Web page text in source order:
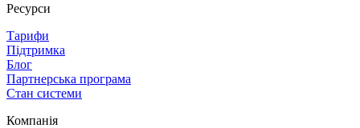
Ресурси
Тарифи
Підтримка
Блог
Партнерська програма
Стан системи
Компанія